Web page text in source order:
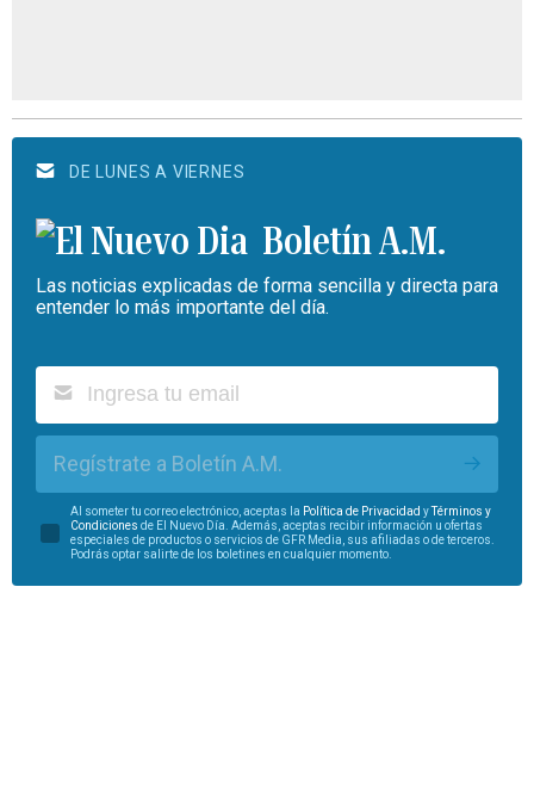
DE LUNES A VIERNES
Boletín A.M.
Las noticias explicadas de forma sencilla y directa para
entender lo más importante del día.
Regístrate a Boletín A.M.
Al someter tu correo electrónico, aceptas la Política de Privacidad yTérminos y
Condiciones de El Nuevo Día. Además, aceptas recibir información u ofertas
especiales de productos o servicios de GFR Media, sus afiliadas o de terceros.
Podrás optar salirte de los boletines en cualquier momento.